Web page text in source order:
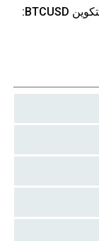
التحليل الفني لعملة البتكوين BTCUSD: